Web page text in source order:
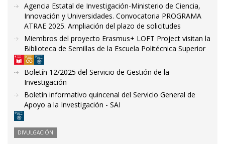
Agencia Estatal de Investigación-Ministerio de Ciencia,
Innovación y Universidades. Convocatoria PROGRAMA
ATRAE 2025. Ampliación del plazo de solicitudes
Miembros del proyecto Erasmus+ LOFT Project visitan la
Biblioteca de Semillas de la Escuela Politécnica Superior
Boletín 12/2025 del Servicio de Gestión de la
Investigación
Boletín informativo quincenal del Servicio General de
Apoyo a la Investigación - SAI
DIVULGACIÓN